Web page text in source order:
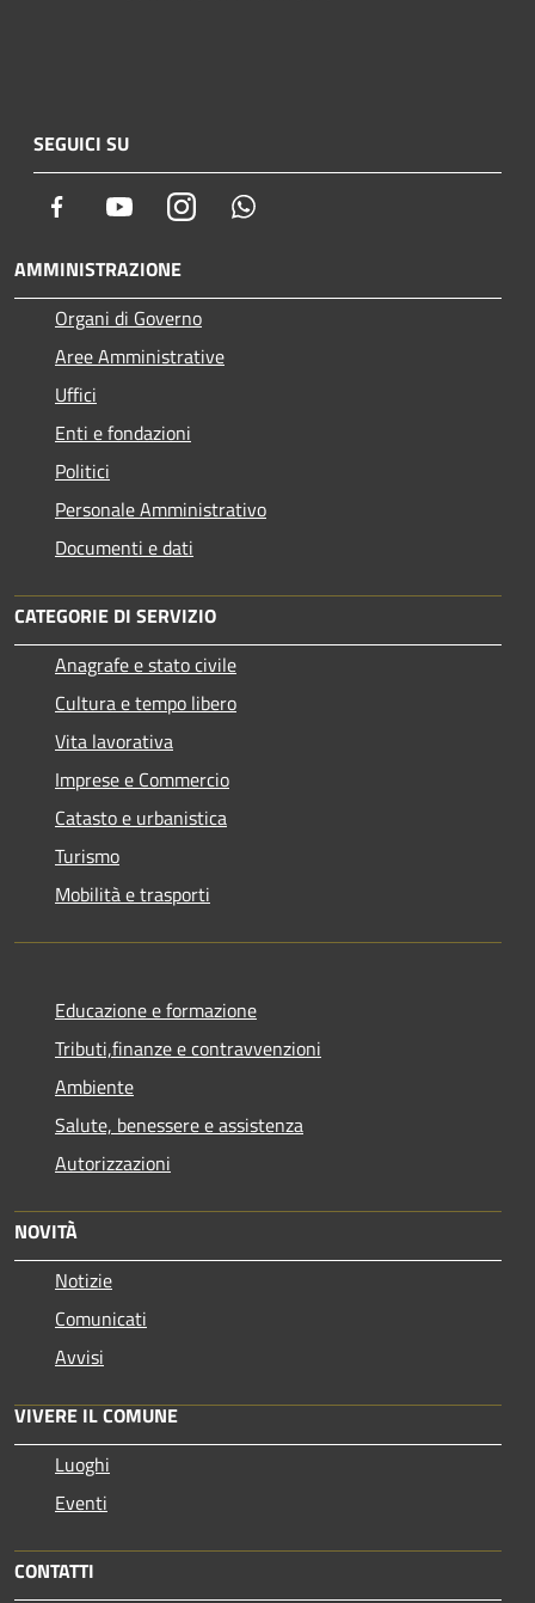
SEGUICI SU
Facebook YoutubeInstagram
AMMINISTRAZIONE
Organi di Governo
Aree Amministrative
Uffici
Enti e fondazioni
Politici
Personale Amministrativo
Documenti e dati
CATEGORIE DI SERVIZIO
Anagrafe e stato civile
Cultura e tempo libero
Vita lavorativa
Imprese e Commercio
Catasto e urbanistica
Turismo
Mobilità e trasporti
Educazione e formazione
Tributi,finanze e contravvenzioni
Ambiente
Salute, benessere e assistenza
Autorizzazioni
NOVITÀ
Notizie
Comunicati
Avvisi
VIVERE IL COMUNE
Luoghi
Eventi
CONTATTI